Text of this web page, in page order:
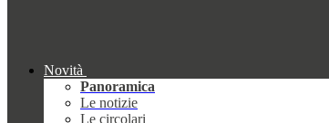
Novità
Panoramica
Le notizie
Le circolari